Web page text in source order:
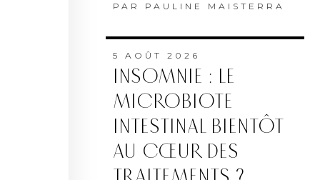
PAR PAULINE MAISTERRA
5 AOÛT 2026
INSOMNIE : LE
MICROBIOTE
INTESTINAL BIENTÔT
AU CŒUR DES